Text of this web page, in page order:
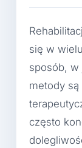
się w
sposób, w
metody
często